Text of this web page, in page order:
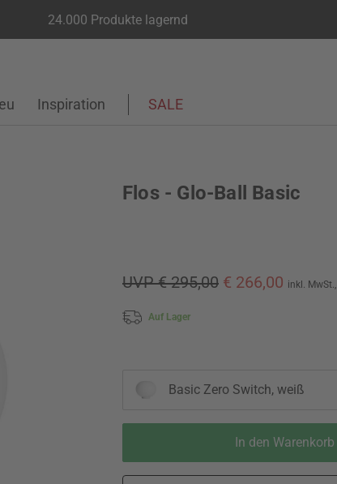
24.000 Produkte lagernd
Inspiration SALE
Flos - Glo-Ball Basic
UVP € 295,00 € 266,00 inkl. MwSt.,
Auf Lager
Basic Zero Switch, weiß
In den Warenkorb